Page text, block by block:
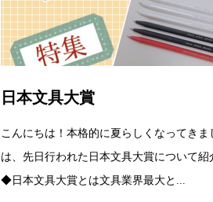
日本文具大賞
こんにちは！本格的に夏らしくなってきま
は、先日行われた日本文具大賞について紹
◆日本文具大賞とは文具業界最大と...